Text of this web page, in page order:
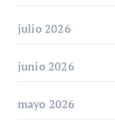
julio 2026
junio 2026
mayo 2026